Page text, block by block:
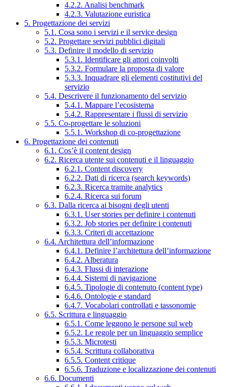
4.2.2. Analisi benchmark
4.2.3. Valutazione euristica
5. Progettazione dei servizi
5.1. Cosa sono i servizi e il service design
5.2. Progettare servizi pubblici digitali
5.3. Definire il modello di servizio
5.3.1. Identificare gli attori coinvolti
5.3.2. Formulare la proposta di valore
5.3.3. Inquadrare gli elementi costitutivi del
servizio
5.4. Descrivere il funzionamento del servizio
5.4.1. Mappare l’ecosistema
5.4.2. Rappresentare i flussi di servizio
5.5. Co-progettare le soluzioni
5.5.1. Workshop di co-progettazione
6. Progettazione dei contenuti
6.1. Cos’è il content design
6.2. Ricerca utente sui contenuti e il linguaggio
6.2.1. Content discovery
6.2.2. Dati di ricerca (search keywords)
6.2.3. Ricerca tramite analytics
6.2.4. Ricerca sui forum
6.3. Dalla ricerca ai bisogni degli utenti
6.3.1. User stories per definire i contenuti
6.3.2. Job stories per definire i contenuti
6.3.3. Criteri di accettazione
6.4. Architettura dell’informazione
6.4.1. Definire l’architettura dell’informazione
6.4.2. Alberatura
6.4.3. Flussi di interazione
6.4.4. Sistemi di navigazione
6.4.5. Tipologie di contenuto (content type)
6.4.6. Ontologie e standard
6.4.7. Vocabolari controllati e tassonomie
6.5. Scrittura e linguaggio
6.5.1. Come leggono le persone sul web
6.5.2. Le regole per un linguaggio semplice
6.5.3. Microtesti
6.5.4. Scrittura collaborativa
6.5.5. Content critique
6.5.6. Traduzione e localizzazione dei contenuti
6.6. Documenti